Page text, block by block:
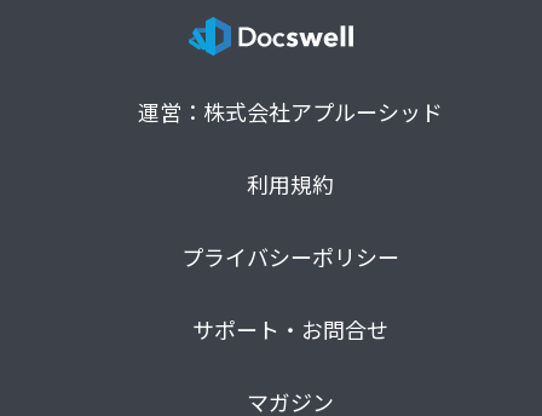
運営：株式会社アプルーシッド
利用規約
プライバシーポリシー
サポート・お問合せ
マガジン